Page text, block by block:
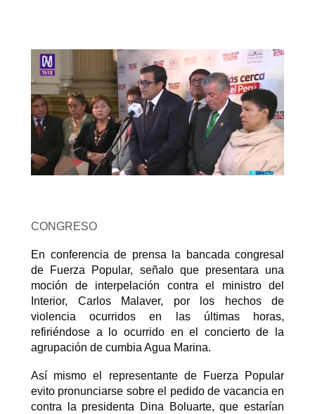
CONGRESO
En conferencia de prensa la bancada congresal
de Fuerza Popular, señalo que presentara una
moción de interpelación contra el ministro del
Interior, Carlos Malaver, por los hechos de
violencia ocurridos en las últimas horas,
refiriéndose a lo ocurrido en el concierto de la
agrupación de cumbia Agua Marina.
Así mismo el representante de Fuerza Popular
evito pronunciarse sobre el pedido de vacancia en
contra la presidenta Dina Boluarte, que estarían